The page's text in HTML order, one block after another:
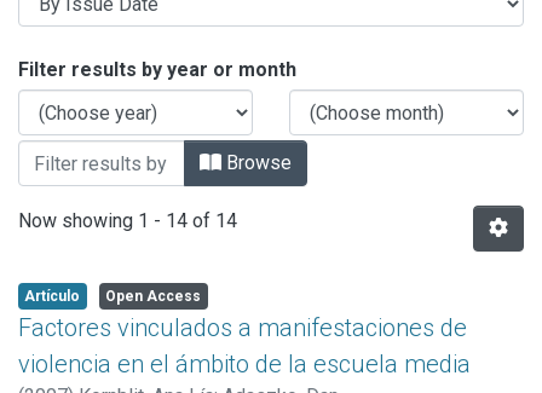
Browsing Número 17 (2007) by
Filter results by year or month
Browse
Now showing 1 - 14 of 14
Artículo Open Access
Factores vinculados a manifestaciones de
violencia en el ámbito de la escuela media